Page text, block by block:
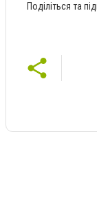
Поділіться та